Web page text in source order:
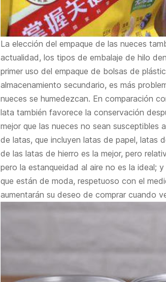
La elección del empaque de las nueces
actualidad, los tipos de embalaje de hilo
primer uso del empaque de bolsas de
almacenamiento secundario, es más
nueces se humedezcan. En comparación
lata también favorece la conservación
mejor que las nueces no sean
de latas, que incluyen latas de papel, latas
de las latas de hierro es la mejor, pero
pero la estanqueidad al aire no es la ideal;
que están de moda, respetuoso con el
aumentarán su deseo de comprar cuando